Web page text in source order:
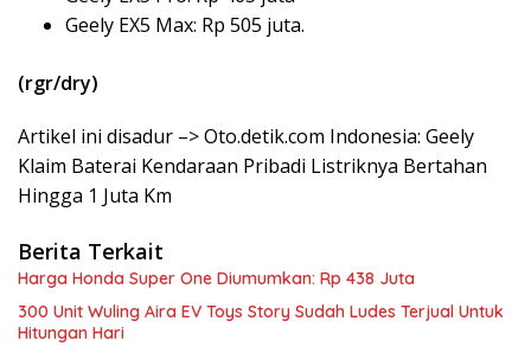
Geely EX5 Max: Rp 505 juta.
(rgr/dry)
Artikel ini disadur –> Oto.detik.com Indonesia: Geely
Klaim Baterai Kendaraan Pribadi Listriknya Bertahan
Hingga 1 Juta Km
Berita Terkait
Harga Honda Super One Diumumkan: Rp 438 Juta
300 Unit Wuling Aira EV Toys Story Sudah Ludes Terjual Untuk
Hitungan Hari